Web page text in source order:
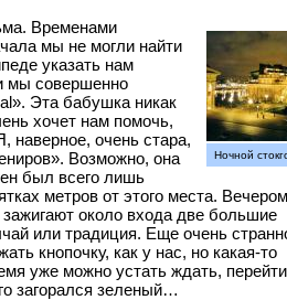
Ночной
Временами
мы не могли найти
указать нам
мы совершенно
Эта бабушка никак
хочет нам помочь,
наверное, очень стара,
Возможно, она
был всего лишь
метров от этого места.
около входа две большие
или традиция. Еще очень
кнопочку, как у нас, но какая-то
уже можно устать ждать,
загорался зеленый…